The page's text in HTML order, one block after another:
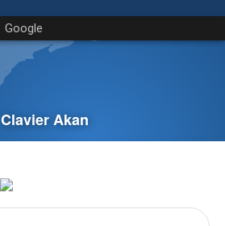
Google
Clavier Akan